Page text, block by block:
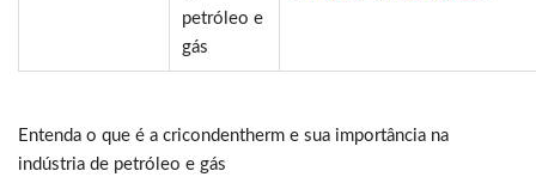
petróleo e
gás
Entenda o que é a cricondentherm e sua importância na
indústria de petróleo e gás